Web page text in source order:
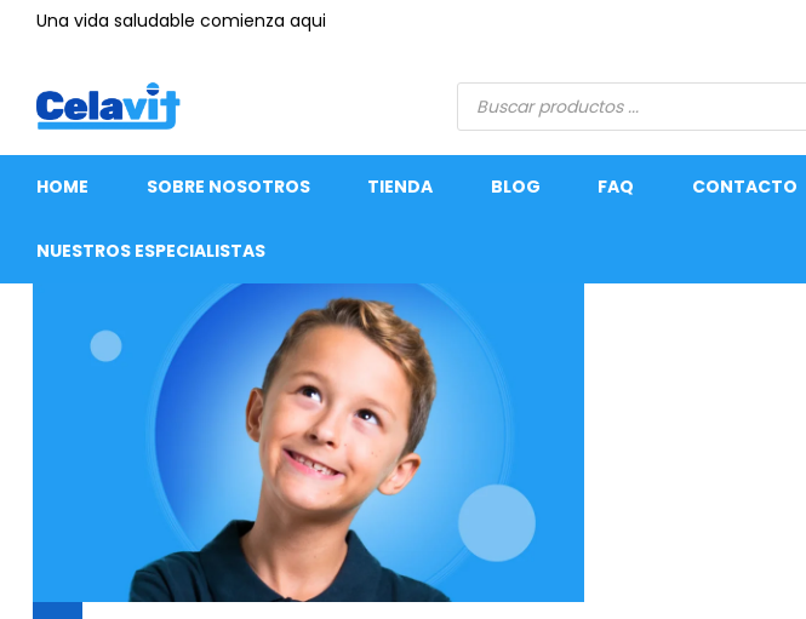
Una vida saludable comienza aqui
HOME SOBRE NOSOTROS TIENDA BLOG FAQ CONTACTO
NUESTROS ESPECIALISTAS